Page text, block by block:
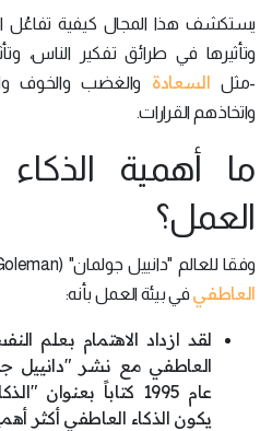
يستكشف هذا المجال كيفية تفاعُل
وتأثيرها في طرائق تفكير الناس،
-مثل السعادة والغضب والخوف
واتخاذهم القرارات.
ما أهمية
العمل؟
وفقا للعالم "دانييل جولمان" (Daniel Goleman) تكمن
العاطفي في بيئة العمل بأنه:
لقد ازداد الاهتمام بعلم
عام 1995 كتاباً
يكون الذكاء العاطفي أكثر